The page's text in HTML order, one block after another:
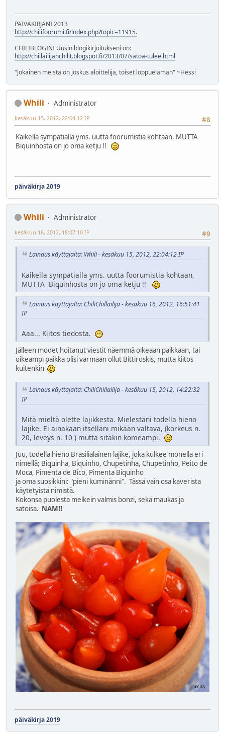
PÄIVÄKIRJANI 2013
http://chilifoorumi.fi/index.php?topic=11915.
CHILIBLOGINI Uusin blogikirjoitukseni on:
http://chillailijanchilit.blogspot.fi/2013/07/satoa-tulee.html
"jokainen meistä on joskus aloittelija, toiset loppuelämän" ~Hessi
Whili
Administrator
#8
kesäkuu 15, 2012, 22:04:12 IP
Kaikella sympatialla yms. uutta foorumistia kohtaan, MUTTA
Biquinhosta on jo oma ketju !!
päiväkirja 2019
Whili
Administrator
#9
kesäkuu 16, 2012, 18:07:10 IP
Lainaus käyttäjältä: Whili - kesäkuu 15, 2012, 22:04:12 IP
Kaikella sympatialla yms. uutta foorumistia kohtaan,
MUTTA Biquinhosta on jo oma ketju !!
Lainaus käyttäjältä: ChiliChillailija - kesäkuu 16, 2012, 16:51:41
IP
Aaa... Kiitos tiedosta.
Jälleen modet hoitanut viestit näemmä oikeaan paikkaan, tai
oikeampi paikka olisi varmaan ollut Bittiroskis, mutta kiitos
kuitenkin
Lainaus käyttäjältä: ChiliChillailija - kesäkuu 15, 2012, 14:22:32
IP
Mitä mieltä olette lajikkesta. Mielestäni todella hieno
lajike. Ei ainakaan itselläni mikään valtava, (korkeus n.
20, leveys n. 10 ) mutta sitäkin komeampi.
Juu, todella hieno Brasilialainen lajike, joka kulkee monella eri
nimellä; Biquinha, Biquinho, Chupetinha, Chupetinho, Peito de
Moca, Pimenta de Bico, Pimenta Biquinho
ja oma suosikkini: "pieni kuminänni". Tässä vain osa kaverista
käytetyistä nimistä.
Kokonsa puolesta melkein valmis bonzi, sekä maukas ja
satoisa. NAM!!
päiväkirja 2019